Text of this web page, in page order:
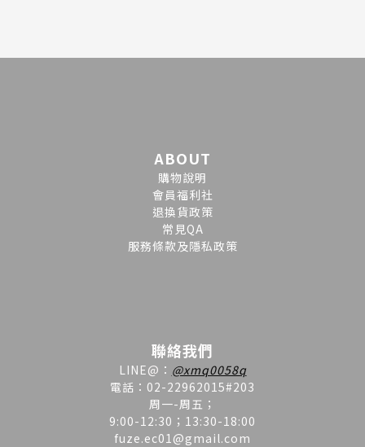
ABOUT
購物說明
會員福利社
退換貨政策
常見QA
服務條款及隱私政策
聯絡我們
LINE@ ： @xmq0058q
電話：02-22962015#203
周一-周五；
9:00-12:30；13:30-18:00
fuze.ec01@gmail.com